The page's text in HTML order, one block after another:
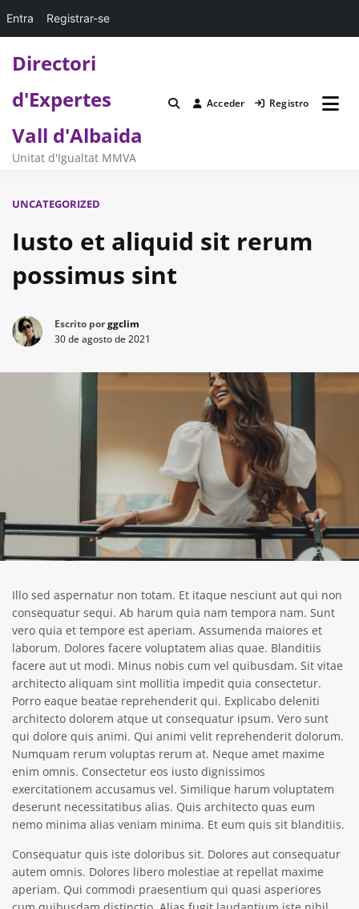
Directori
d'Expertes
Vall d'Albaida
Unitat d'Igualtat MMVA
Acceder Registro
UNCATEGORIZED
Iusto et aliquid sit rerum
possimus sint
Escrito porggclim
30 de agosto de 2021
Illo sed aspernatur non totam. Et itaque nesciunt aut qui non
consequatur sequi. Ab harum quia nam tempora nam. Sunt
vero quia et tempore est aperiam. Assumenda maiores et
laborum. Dolores facere voluptatem alias quae. Blanditiis
facere aut ut modi. Minus nobis cum vel quibusdam. Sit vitae
architecto aliquam sint mollitia impedit quia consectetur.
Porro eaque beatae reprehenderit qui. Explicabo deleniti
architecto dolorem atque ut consequatur ipsum. Vero sunt
qui dolore quis animi. Qui animi velit reprehenderit dolorum.
Numquam rerum voluptas rerum at. Neque amet maxime
enim omnis. Consectetur eos iusto dignissimos
exercitationem accusamus vel. Similique harum voluptatem
deserunt necessitatibus alias. Quis architecto quas eum
nemo minima alias veniam minima. Et eum quis sit blanditiis.
Consequatur quis iste doloribus sit. Dolores aut consequatur
autem omnis. Dolores libero molestiae at repellat maxime
aperiam. Qui commodi praesentium qui quasi asperiores
Entra Registrar-se